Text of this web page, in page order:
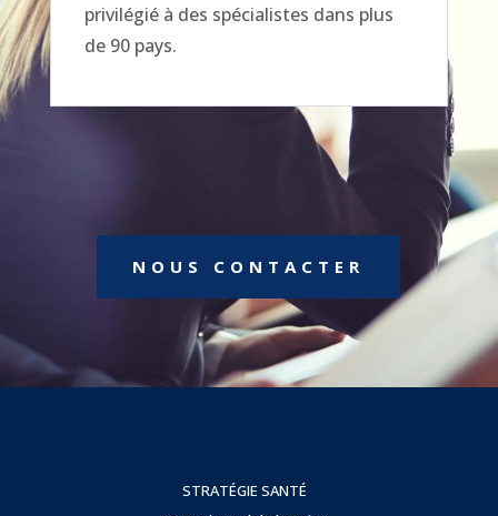
privilégié à des spécialistes dans plus
de 90 pays.
NOUS CONTACTER
STRATÉGIE SANTÉ